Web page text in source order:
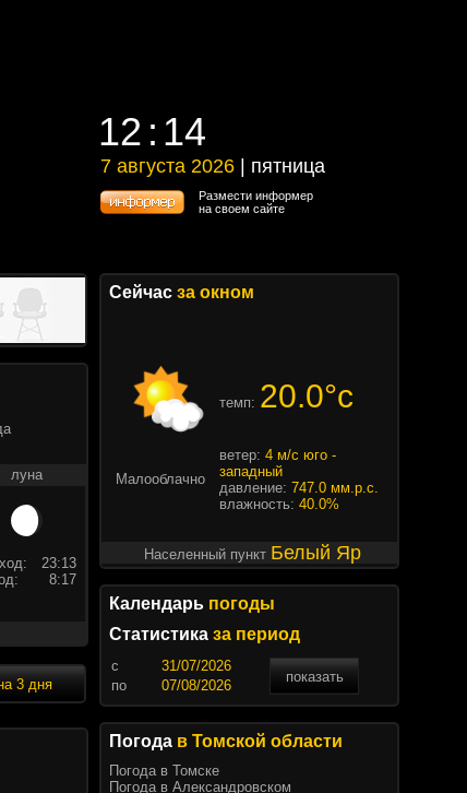
12 14
12 14
7 августа 2026 | пятница
7 августа 2026 | пятница
Размести информер
на своем сайте
луна
23:13
8:17
3 дня
Сейчас за окном
темп: 20.0°c
Малооблачно
ветер: 4 м/с юго -
западный
давление: 747.0 мм.р.с.
влажность: 40.0%
Населенный пункт Белый Яр
Календарь погоды
Статистика за период
c
показать
по
Погода в Томской области
Погода в Томске
Погода в Александровском